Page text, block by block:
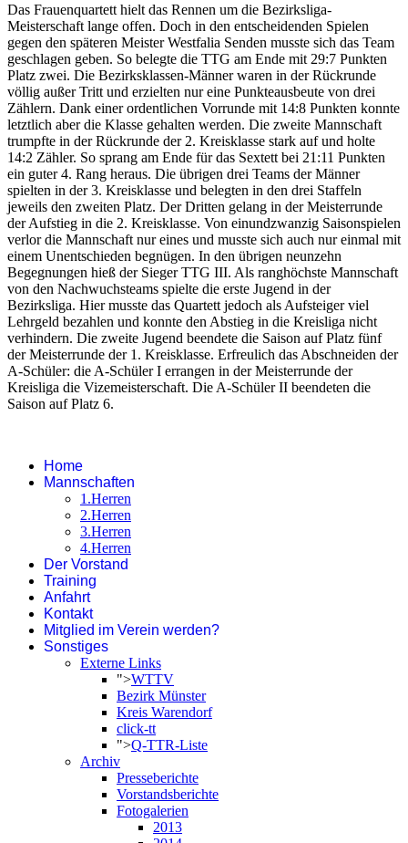
Das Frauenquartett hielt das Rennen um die Bezirksliga-
Meisterschaft lange offen. Doch in den entscheidenden Spielen
gegen den späteren Meister Westfalia Senden musste sich das Team
geschlagen geben. So belegte die TTG am Ende mit 29:7 Punkten
Platz zwei. Die Bezirksklassen-Männer waren in der Rückrunde
völlig außer Tritt und erzielten nur eine Punkteausbeute von drei
Zählern. Dank einer ordentlichen Vorrunde mit 14:8 Punkten konnte
letztlich aber die Klasse gehalten werden. Die zweite Mannschaft
trumpfte in der Rückrunde der 2. Kreisklasse stark auf und holte
14:2 Zähler. So sprang am Ende für das Sextett bei 21:11 Punkten
ein guter 4. Rang heraus. Die übrigen drei Teams der Männer
spielten in der 3. Kreisklasse und belegten in den drei Staffeln
jeweils den zweiten Platz. Der Dritten gelang in der Meisterrunde
der Aufstieg in die 2. Kreisklasse. Von einundzwanzig Saisonspielen
verlor die Mannschaft nur eines und musste sich auch nur einmal mit
einem Unentschieden begnügen. In den übrigen neunzehn
Begegnungen hieß der Sieger TTG III. Als ranghöchste Mannschaft
von den Nachwuchsteams spielte die erste Jugend in der
Bezirksliga. Hier musste das Quartett jedoch als Aufsteiger viel
Lehrgeld bezahlen und konnte den Abstieg in die Kreisliga nicht
verhindern. Die zweite Jugend beendete die Saison auf Platz fünf
der Meisterrunde der 1. Kreisklasse. Erfreulich das Abschneiden der
A-Schüler: die A-Schüler I errangen in der Meisterrunde der
Kreisliga die Vizemeisterschaft. Die A-Schüler II beendeten die
Saison auf Platz 6.
Home
Mannschaften
1.Herren
2.Herren
3.Herren
4.Herren
Der Vorstand
Training
Anfahrt
Kontakt
Mitglied im Verein werden?
Sonstiges
Externe Links
">WTTV
Bezirk Münster
Kreis Warendorf
click-tt
">Q-TTR-Liste
Archiv
Presseberichte
Vorstandsberichte
Fotogalerien
2013